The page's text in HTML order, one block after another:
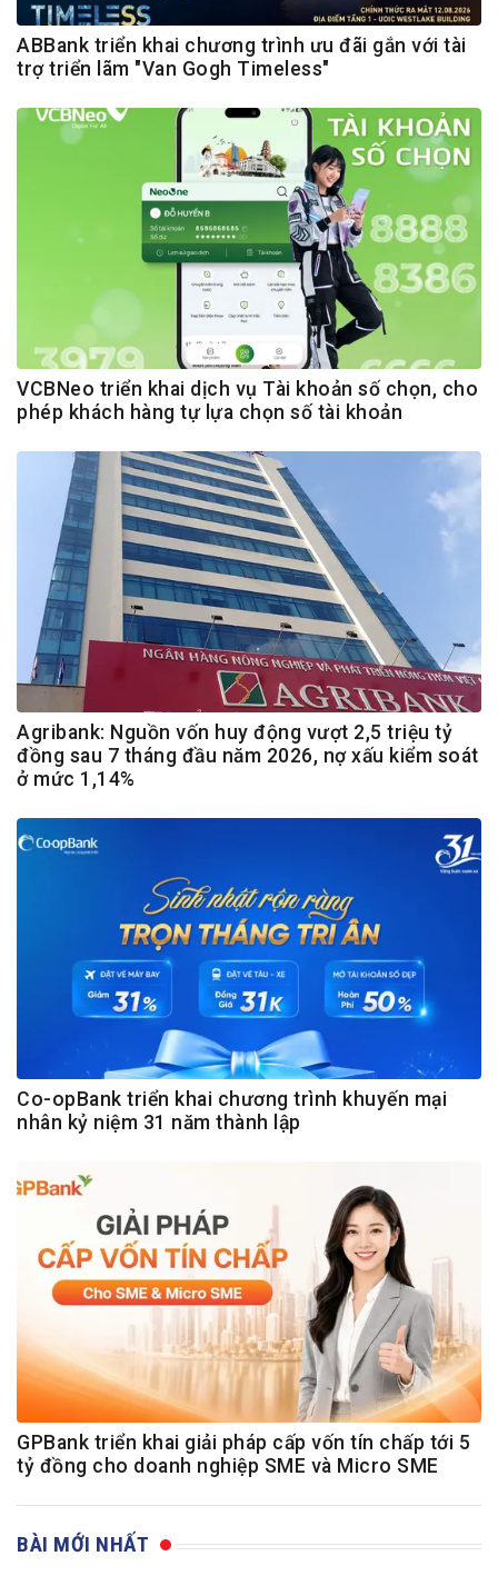
ABBank triển khai chương trình ưu đãi gắn với tài
trợ triển lãm "Van Gogh Timeless"
VCBNeo triển khai dịch vụ Tài khoản số chọn, cho
phép khách hàng tự lựa chọn số tài khoản
Agribank: Nguồn vốn huy động vượt 2,5 triệu tỷ
đồng sau 7 tháng đầu năm 2026, nợ xấu kiểm soát
ở mức 1,14%
Co-opBank triển khai chương trình khuyến mại
nhân kỷ niệm 31 năm thành lập
GPBank triển khai giải pháp cấp vốn tín chấp tới 5
tỷ đồng cho doanh nghiệp SME và Micro SME
BÀI MỚI NHẤT